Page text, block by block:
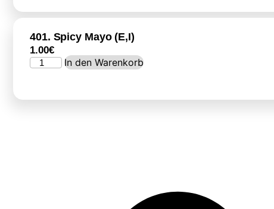
401. Spicy Mayo (E,I)
1.00€
In den Warenkorb